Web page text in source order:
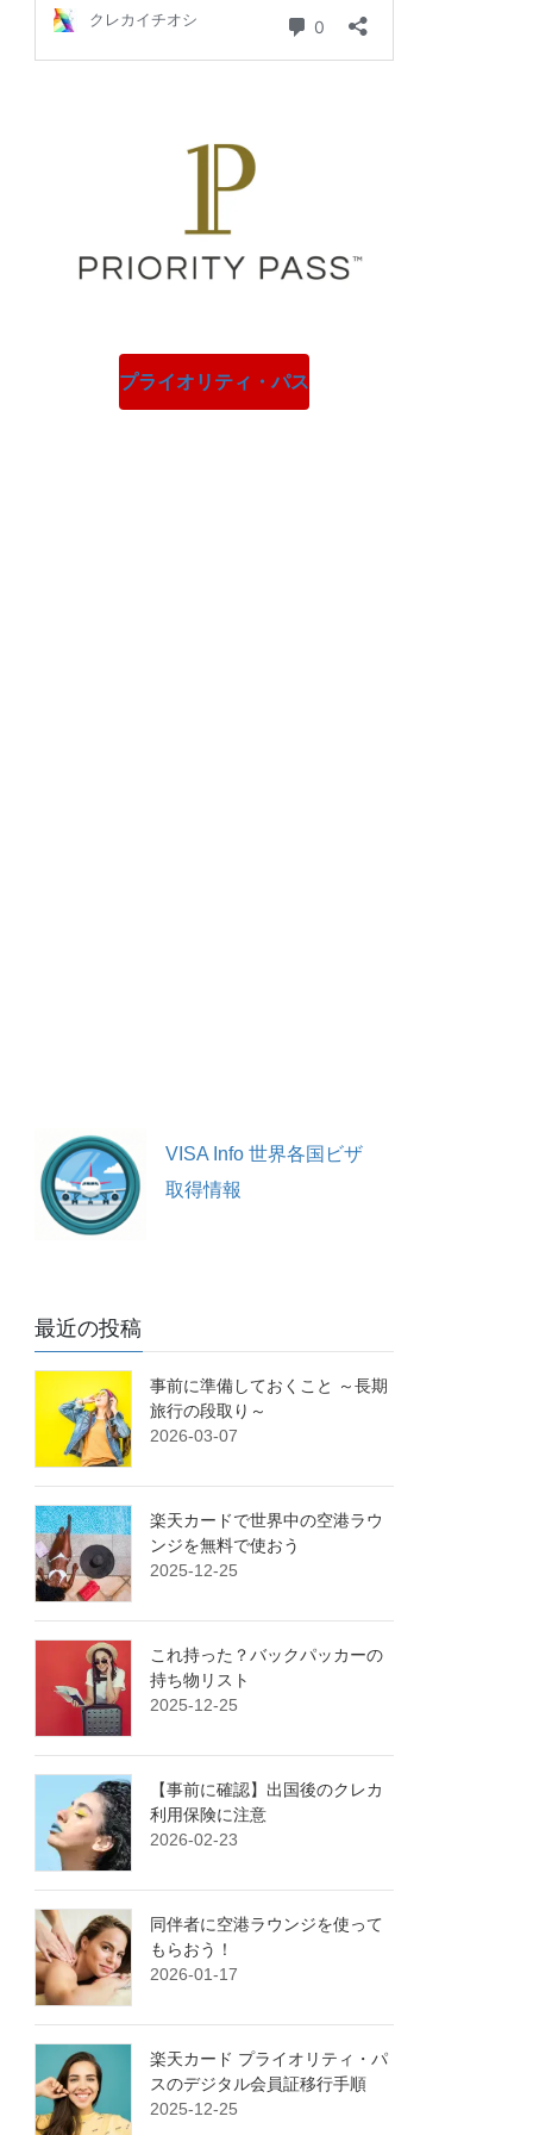
プライオリティ・パス
VISA Info 世界各国ビザ
取得情報
最近の投稿
事前に準備しておくこと ～長期
旅行の段取り～
2026-03-07
楽天カードで世界中の空港ラウ
ンジを無料で使おう
2025-12-25
これ持った？バックパッカーの
持ち物リスト
2025-12-25
【事前に確認】出国後のクレカ
利用保険に注意
2026-02-23
同伴者に空港ラウンジを使って
もらおう！
2026-01-17
楽天カード プライオリティ・パ
スのデジタル会員証移行手順
2025-12-25